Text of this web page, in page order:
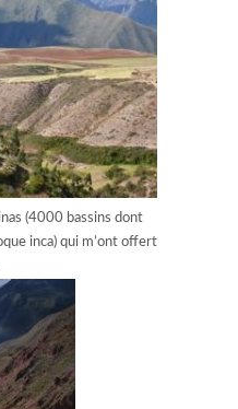
(4000 bassins dont
inca) qui m’ont offert